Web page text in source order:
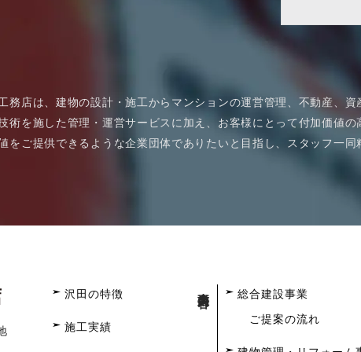
務店は、建物の設計・施工からマンションの運営管理、不動産、
術を施した管理・運営サービスに加え、お客様にとって付加価値
をご提供できるような企業団体でありたいと目指し、スタッフ一同
沢田の特徴
施工実績
総合建設事業
ご提案の流れ